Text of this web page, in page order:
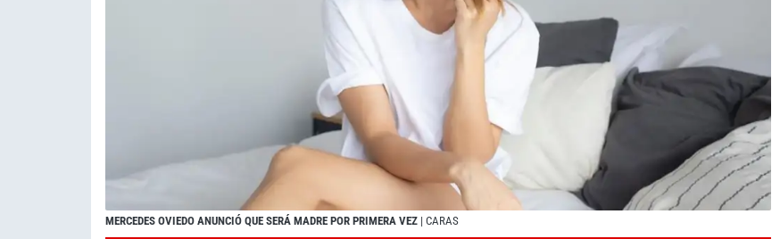
MERCEDES OVIEDO ANUNCIÓ QUE SERÁ MADRE POR PRIMERA VEZ | CARAS